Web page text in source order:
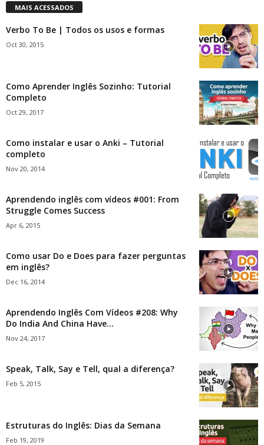
MAIS ACESSADOS
Verbo To Be | Todos os usos e formas
Oct 30, 2015
Como Aprender Inglês Sozinho: Tutorial
Completo
Oct 29, 2017
Como instalar e usar o Anki – Tutorial
completo
Nov 20, 2014
Aprendendo inglês com vídeos #001: From
Struggle Comes Success
Apr 6, 2015
Como usar Do e Does para fazer perguntas
em inglês?
Dec 16, 2014
Aprendendo Inglês Com Vídeos #208: Why
Do India And China Have...
Nov 24, 2017
Speak, Talk, Say e Tell, qual a diferença?
Feb 5, 2015
Estruturas do Inglês: Dias da Semana
Feb 19, 2019